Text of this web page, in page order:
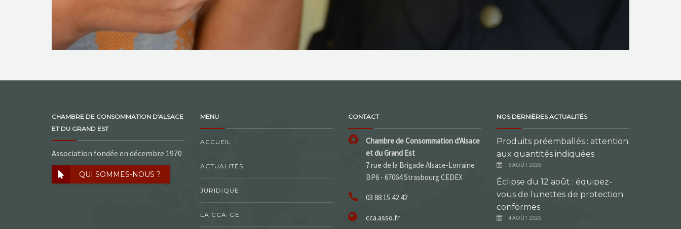
CHAMBRE DE CONSOMMATION D'ALSACE
ET DU GRAND EST
Association fondée en décembre 1970
QUI SOMMES-NOUS ?
MENU
ACCUEIL
ACTUALITÉS
JURIDIQUE
LA CCA-GE
CONTACT
Chambre de Consommation d'Alsace
et du Grand Est
7 rue de la Brigade Alsace-Lorraine
BP6 - 67064 Strasbourg CEDEX
03 88 15 42 42
cca.asso.fr
NOS DERNIÈRES ACTUALITÉS
Produits préemballés : attention
aux quantités indiquées
6 AOÛT 2026
Éclipse du 12 août : équipez-
vous de lunettes de protection
conformes
4 AOÛT 2026